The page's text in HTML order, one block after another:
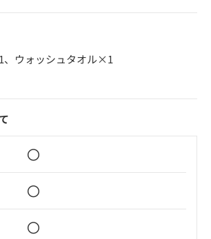
ウォッシュタオル×1
〇
〇
〇